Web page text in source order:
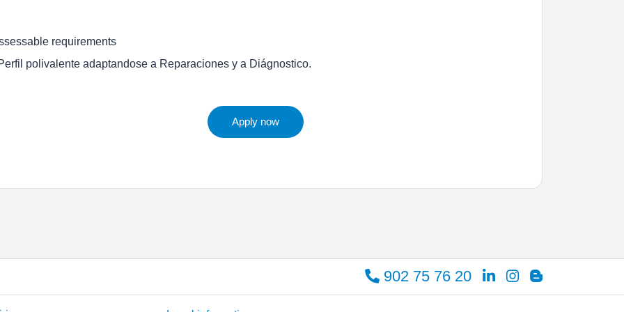
requirements
polivalente adaptandose a Reparaciones y a Diágnostico.
Apply now
902 75 76 20